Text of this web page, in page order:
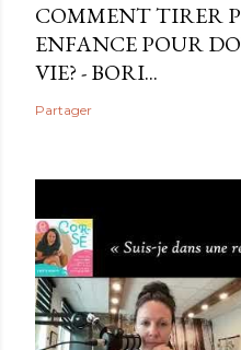
COMMENT TIRER
ENFANCE POUR
VIE? - BORI...
Partager